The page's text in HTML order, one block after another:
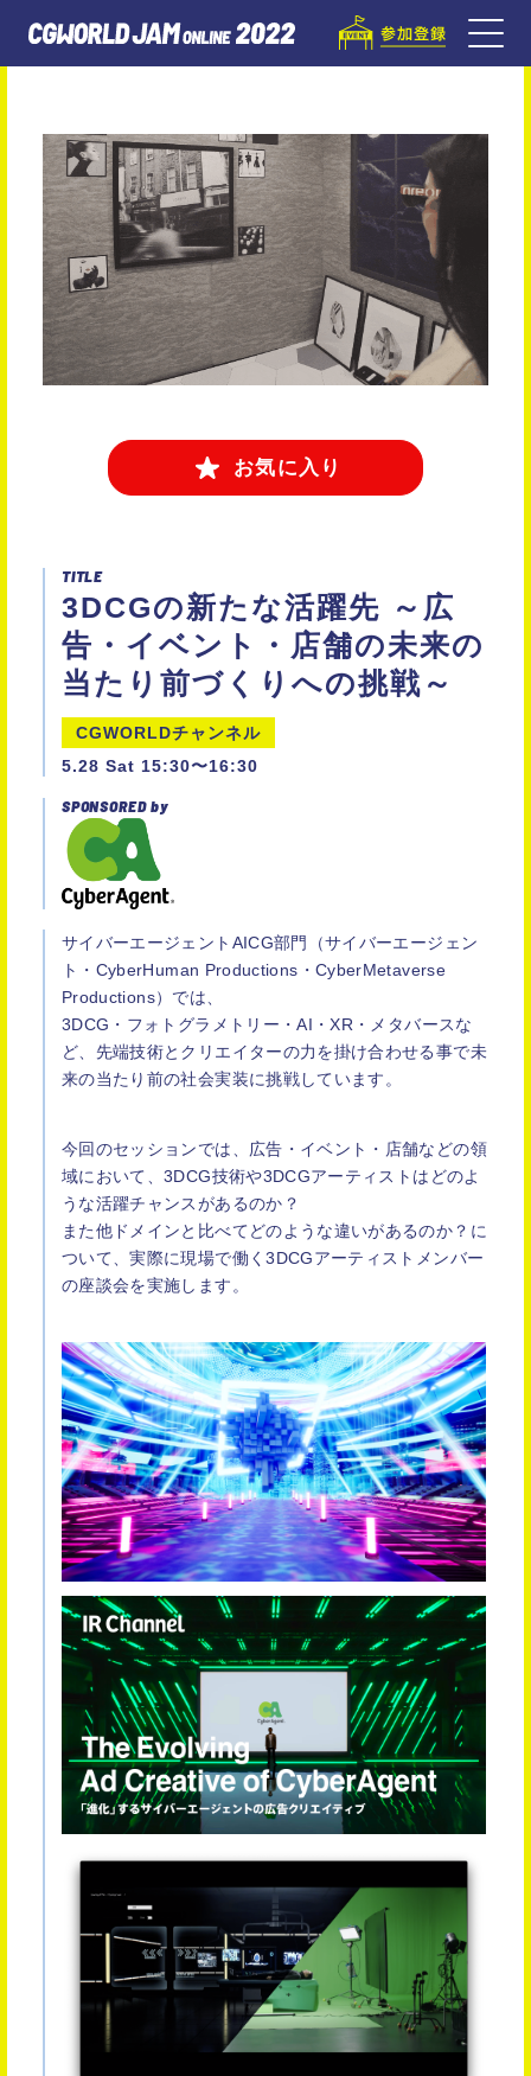
お気に入り
TITLE
3DCGの新たな活躍先 ～広
告・イベント・店舗の未来の
当たり前づくりへの挑戦～
CGWORLDチャンネル
5.28 Sat 15:30〜16:30
SPONSORED by
サイバーエージェントAICG部門（サイバーエージェン
ト・CyberHuman Productions・CyberMetaverse
Productions）では、
3DCG・フォトグラメトリー・AI・XR・メタバースな
ど、先端技術とクリエイターの力を掛け合わせる事で未
来の当たり前の社会実装に挑戦しています。
今回のセッションでは、広告・イベント・店舗などの領
域において、3DCG技術や3DCGアーティストはどのよ
うな活躍チャンスがあるのか？
また他ドメインと比べてどのような違いがあるのか？に
ついて、実際に現場で働く3DCGアーティストメンバー
の座談会を実施します。